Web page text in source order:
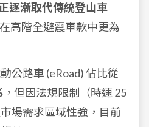
逐漸取代傳統登山車
高階全避震車款中更為
動公路車 (eRoad) 佔比從
，但因法規限制（時速 25
場需求區域性強，目前